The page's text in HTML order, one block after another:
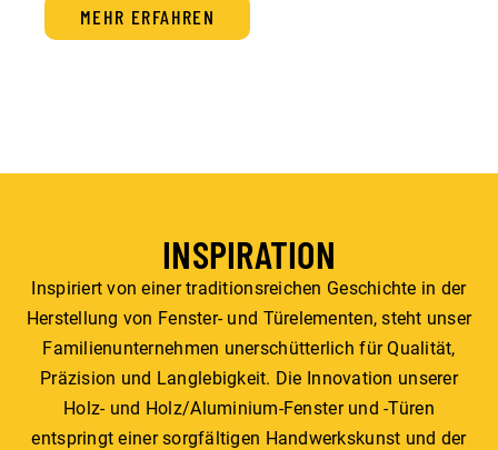
MEHR ERFAHREN
INSPIRATION
Inspiriert von einer traditionsreichen Geschichte in der
Herstellung von Fenster- und Türelementen, steht unser
Familienunternehmen unerschütterlich für Qualität,
Präzision und Langlebigkeit. Die Innovation unserer
Holz- und Holz/Aluminium-Fenster und -Türen
entspringt einer sorgfältigen Handwerkskunst und der